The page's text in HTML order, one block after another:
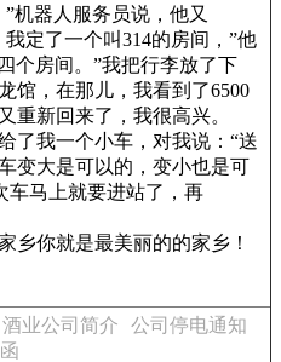
机器人服务员说，他又
定了一个叫314的房间，”他
个房间。”我把行李放了下
馆，在那儿，我看到了6500
重新回来了，我很高兴。
了我一个小车，对我说：“送
变大是可以的，变小也是可
车马上就要进站了，再
乡你就是最美丽的的家乡！
酒业公司简介
公司停电通知